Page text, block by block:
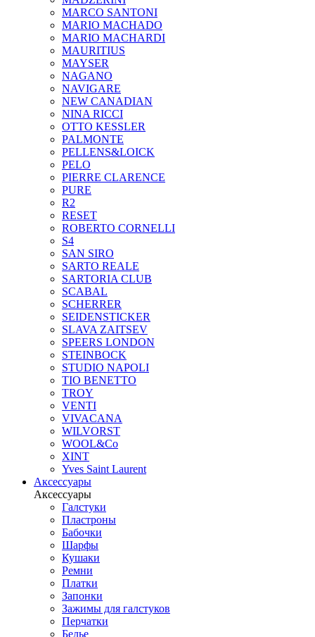
MARCO SANTONI
MARIO MACHADO
MARIO MACHARDI
MAURITIUS
MAYSER
NAGANO
NAVIGARE
NEW CANADIAN
NINA RICCI
OTTO KESSLER
PALMONTE
PELLENS&LOICK
PELO
PIERRE CLARENCE
PURE
R2
RESET
ROBERTO CORNELLI
S4
SAN SIRO
SARTO REALE
SARTORIA CLUB
SCABAL
SCHERRER
SEIDENSTICKER
SLAVA ZAITSEV
SPEERS LONDON
STEINBOCK
STUDIO NAPOLI
TIO BENETTO
TROY
VENTI
VIVACANA
WILVORST
WOOL&Co
XINT
Yves Saint Laurent
Аксессуары
Аксессуары
Галстуки
Пластроны
Бабочки
Шарфы
Кушаки
Ремни
Платки
Запонки
Зажимы для галстуков
Перчатки
Белье